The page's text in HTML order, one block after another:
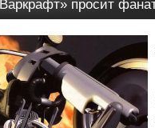
просит